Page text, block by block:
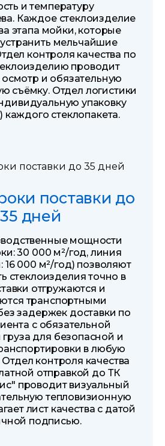
и температуру
Каждое стеклоизделие
этапа мойки, которые
мельчайшие
контроля качества по
проводит
и обязательную
съёмку. Отдел логистики
упаковку
каждого стеклопакета.
поставки до
35 дней
мощности
30 000 м²/год, линия
16 000 м²/год) позволяют
стеклоизделия точно в
отгружаются и
транспортными
задержек доставки по
с обязательной
для безопасной и
в любую
контроля качества
отправкой до ТК
проводит визуальный
тепловизионную
лист качества с датой
подписью.